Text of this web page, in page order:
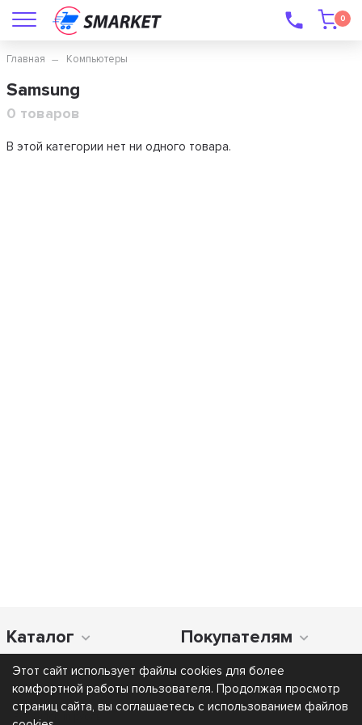
Этот сайт использует файлы cookies для более
комфортной работы пользователя. Продолжая просмотр
страниц сайта, вы соглашаетесь с использованием файлов
0
Главная Компьютеры
Samsung
0 товаров
В этой категории нет ни одного товара.
Каталог Покупателям